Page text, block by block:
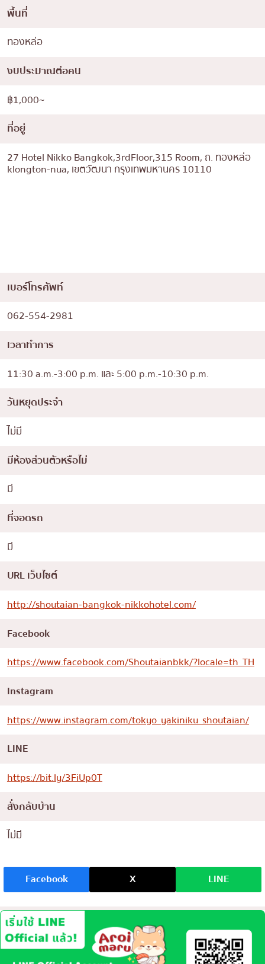
พื้นที่
ทองหล่อ
งบประมาณต่อคน
฿1,000~
ที่อยู่
27 Hotel Nikko Bangkok,3rdFloor,315 Room, ถ. ทองหล่อ
klongton-nua, เขตวัฒนา กรุงเทพมหานคร 10110
เบอร์โทรศัพท์
062-554-2981
เวลาทำการ
11:30 a.m.-3:00 p.m. และ 5:00 p.m.-10:30 p.m.
วันหยุดประจำ
ไม่มี
มีห้องส่วนตัวหรือไม่
มี
ที่จอดรถ
มี
URL เว็บไซต์
http://shoutaian-bangkok-nikkohotel.com/
Facebook
https://www.facebook.com/Shoutaianbkk/?locale=th_TH
Instagram
https://www.instagram.com/tokyo_yakiniku_shoutaian/
LINE
https://bit.ly/3FiUp0T
สั่งกลับบ้าน
ไม่มี
Facebook X LINE